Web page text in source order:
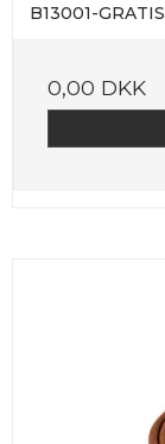
B13001-GRATIS
0,00 DKK